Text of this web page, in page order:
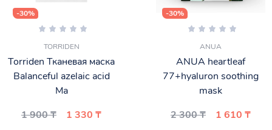
-30%
TORRIDEN
Torriden Тканевая маска
Balanceful azelaic acid
Ma
1 900 ₸
1 330 ₸
-30%
ANUA
ANUA heartleaf
77+hyaluron soothing
mask
2 300 ₸
1 610 ₸